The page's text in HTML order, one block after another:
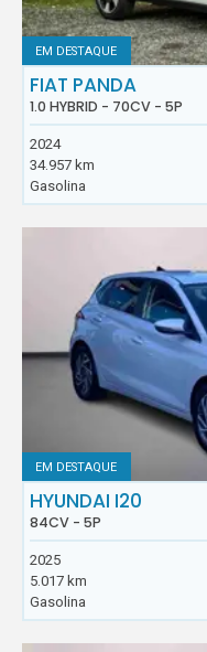
EM DESTAQUE
FIAT PANDA
1.0 HYBRID - 70CV - 5P
2024
34.957 km
Gasolina
EM DESTAQUE
HYUNDAI I20
84CV - 5P
2025
5.017 km
Gasolina